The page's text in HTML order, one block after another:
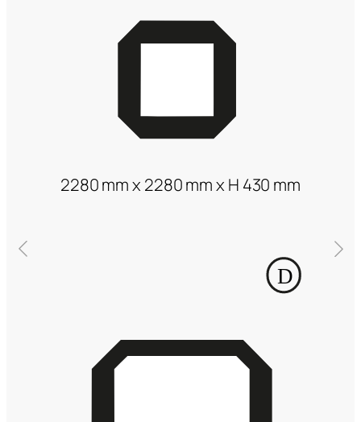
2280 mm x 2280 mm x H 430 mm